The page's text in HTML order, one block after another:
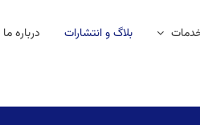
بلاگ و انتشارات درباره ما